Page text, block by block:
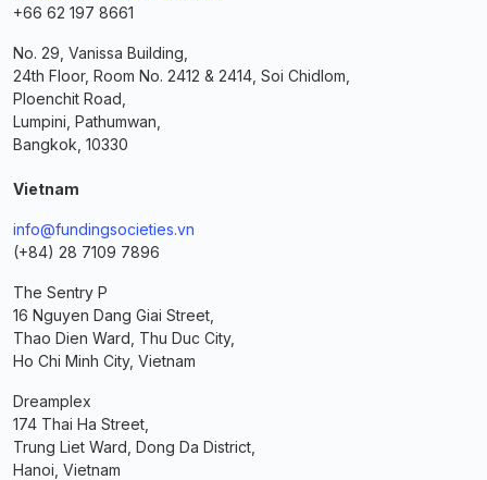
+66 62 197 8661
No. 29, Vanissa Building,
24th Floor, Room No. 2412 & 2414, Soi Chidlom,
Ploenchit Road,
Lumpini, Pathumwan,
Bangkok, 10330
Vietnam
info@fundingsocieties.vn
(+84) 28 7109 7896
The Sentry P
16 Nguyen Dang Giai Street,
Thao Dien Ward, Thu Duc City,
Ho Chi Minh City, Vietnam
Dreamplex
174 Thai Ha Street,
Trung Liet Ward, Dong Da District,
Hanoi, Vietnam